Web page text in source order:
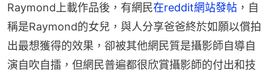
Raymond上載作品後，有網民在reddit網站發帖 ，自
稱是Raymond的女兒，與人分享爸爸終於如願以償拍
出最想獲得的效果，卻被其他網民質是攝影師自導自
演自吹自擂，但網民普遍都很欣賞攝影師的付出和技